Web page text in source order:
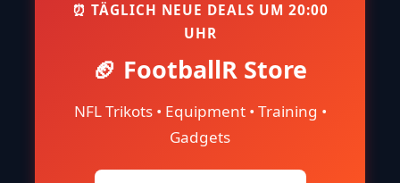
⏰ TÄGLICH NEUE DEALS UM 20:00
UHR
🏈 FootballR Store
NFL Trikots • Equipment • Training •
Gadgets